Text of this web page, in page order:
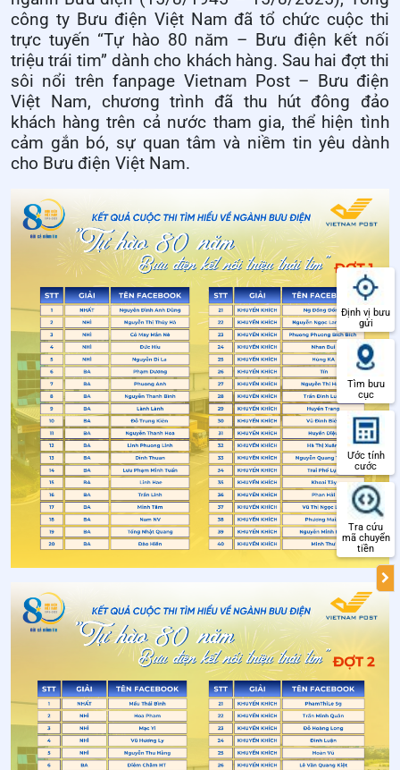
công ty Bưu điện Việt Nam đã tổ chức cuộc thi
trực tuyến “Tự hào 80 năm – Bưu điện kết nối
triệu trái tim” dành cho khách hàng. Sau hai đợt thi
sôi nổi trên fanpage Vietnam Post – Bưu điện
Việt Nam, chương trình đã thu hút đông đảo
khách hàng trên cả nước tham gia, thể hiện tình
cảm gắn bó, sự quan tâm và niềm tin yêu dành
cho Bưu điện Việt Nam.
Định vị bưu
gửi
Tìm bưu
cục
Ước tính
cước
Tra cứu
mã chuyển
tiền